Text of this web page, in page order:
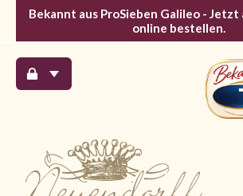
Bekannt aus ProSieben Galileo -
online bestellen.